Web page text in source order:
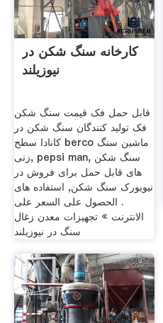
کارخانه سنگ شکن در
نیوزیلند
قابل حمل فک قیمت سنگ شکن
فک تولید کنندگان سنگ شکن در
کانادا سطح berco ماشین سنگ
زنی, pepsi man, سنگ شکن
های قابل حمل برای فروش در
نیویورک سنگ شکن, استفاده های
. الحصول على السعر على
الانترنت » تجهیزات معدن زغال
سنگ در نیوزیلند